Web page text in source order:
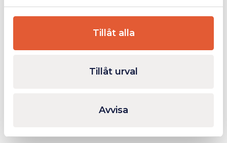
Tillåt alla
Tillåt urval
Avvisa
Hög effekt på upp till 19 kW för krävande
Vattenkylning för stabil drift och ökad livslängd
Mångsidig – idealisk för härdning, smide, bockning och
Anpassad för flera industrier: fordon, järnväg, flyg och